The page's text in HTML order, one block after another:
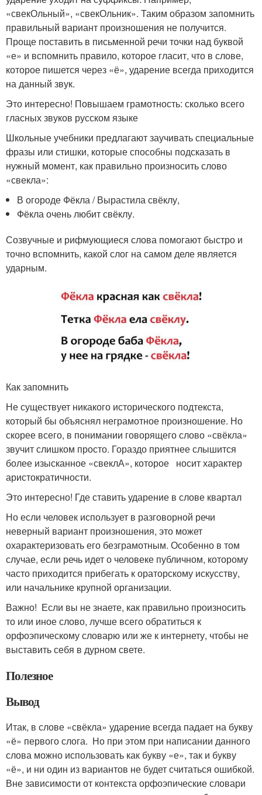
«свекОльный», «свекОльник». Таким образом запомнить
правильный вариант произношения не получится.
Проще поставить в письменной речи точки над буквой
«е» и вспомнить правило, которое гласит, что в слове,
которое пишется через «ё», ударение всегда приходится
на данный звук.
Это интересно! Повышаем грамотность: сколько всего
гласных звуков русском языке
Школьные учебники предлагают заучивать специальные
фразы или стишки, которые способны подсказать в
нужный момент, как правильно произносить слово
«свекла»:
В огороде Фёкла / Вырастила свёклу,
Фёкла очень любит свёклу.
Созвучные и рифмующиеся слова помогают быстро и
точно вспомнить, какой слог на самом деле является
ударным.
Как запомнить
Не существует никакого исторического подтекста,
который бы объяснял неграмотное произношение. Но
скорее всего, в понимании говорящего слово «свёкла»
звучит слишком просто. Гораздо приятнее слышится
более изысканное «свеклА», которое носит характер
аристократичности.
Это интересно! Где ставить ударение в слове квартал
Но если человек использует в разговорной речи
неверный вариант произношения, это может
охарактеризовать его безграмотным. Особенно в том
случае, если речь идет о человеке публичном, которому
часто приходится прибегать к ораторскому искусству,
или начальнике крупной организации.
Важно! Если вы не знаете, как правильно произносить
то или иное слово, лучше всего обратиться к
орфоэпическому словарю или же к интернету, чтобы не
выставить себя в дурном свете.
Полезное
Вывод
Итак, в слове «свёкла» ударение всегда падает на букву
«ё» первого слога. Но при этом при написании данного
слова можно использовать как букву «е», так и букву
«ё», и ни один из вариантов не будет считаться ошибкой.
Вне зависимости от контекста орфоэпические словари